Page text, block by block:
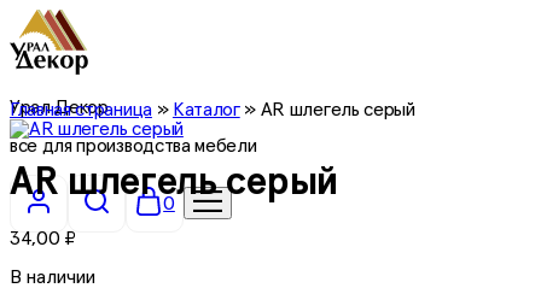
Урал Декор
все для производства мебели
0
Главная страница» Каталог» AR шлегель серый
AR шлегель серый
34,00 ₽
В наличии